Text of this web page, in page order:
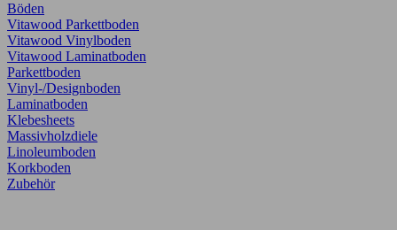
Böden
Vitawood Parkettboden
Vitawood Vinylboden
Vitawood Laminatboden
Parkettboden
Vinyl-/Designboden
Laminatboden
Klebesheets
Massivholzdiele
Linoleumboden
Korkboden
Zubehör